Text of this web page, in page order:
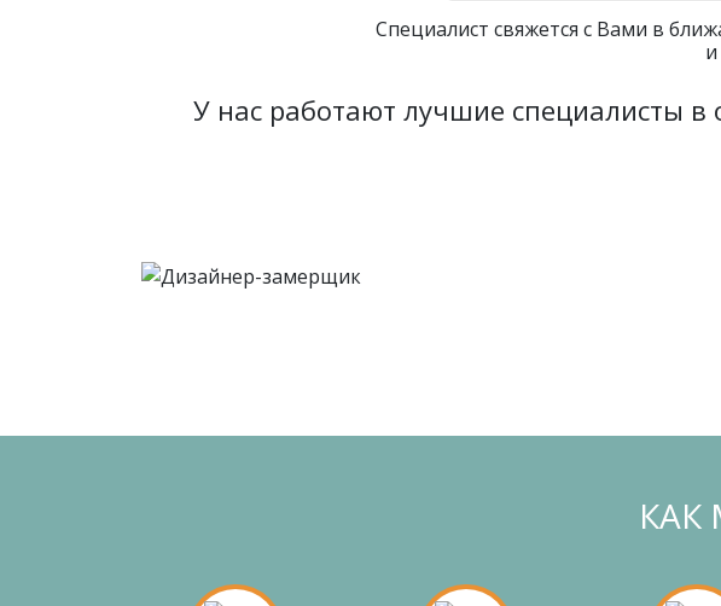
Специалист свяжется с Вами в
У нас работают лучшие специалисты
КАК